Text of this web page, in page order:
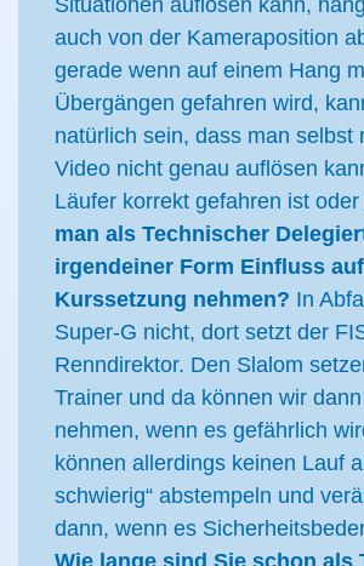
Situationen auflösen kann,
auch von der Kameraposition
gerade wenn auf einem Hang
Übergängen gefahren wird,
natürlich sein, dass man selbst
Video nicht genau auflösen
Läufer korrekt gefahren ist oder
man als Technischer
irgendeiner Form Einfluss
Kurssetzung nehmen? In
Super-G nicht, dort setzt der
Renndirektor. Den Slalom
Trainer und da können wir
nehmen, wenn es gefährlich
können allerdings keinen Lauf
schwierig“ abstempeln und
dann, wenn es
Wie lange sind Sie schon als